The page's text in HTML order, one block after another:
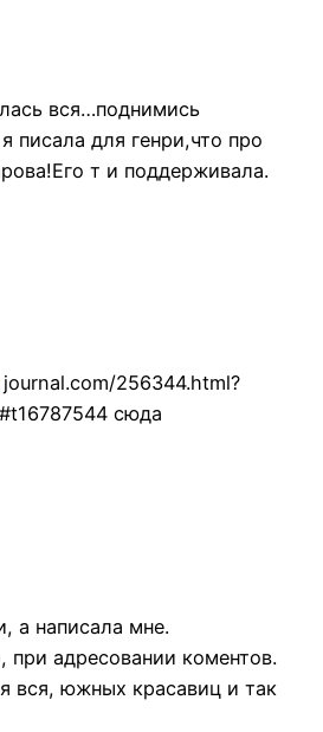
вся…поднимись
писала для генри,что про
т и поддерживала.
256344.html?
сюда
а написала мне.
при адресовании коментов.
вся, южных красавиц и так